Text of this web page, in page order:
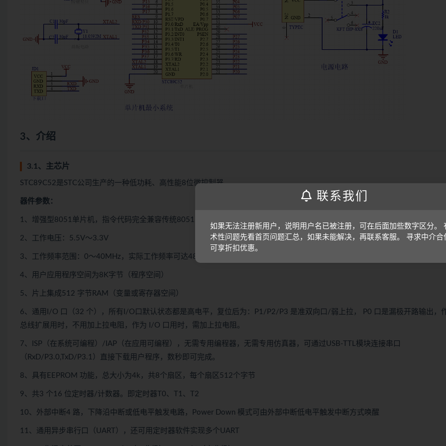
3、介绍
3.1、主芯片
STC89C52是STC公司生产的一种低功耗、高性能8位微控制器
器件参数：
1、增强型8051单片机，指令代码完全兼容传统8051
2、工作电压：5.5V～3.3V
3、工作频率范围：0～40MHz，实际工作频率可达48MHz
4、用户应用程序空间为8K字节（程序空间）
5、片上集成512 字节RAM（变量或寄存器空间）
6、通用I/O 口（32 个），所有I/O口默认状态都是高电平，复位后为：P1/P2/P3 是准双向口/弱上拉， P0 口是漏极开路输出，
总线扩展用时，不用加上拉电阻，作为 I/O 口用时，需加上拉电阻。
7、ISP（在系统可编程）/IAP（在应用可编程），无需专用编程器，无需专用仿真器，可通过USB-TTL模块连接串口
（RxD/P3.0,TxD/P3.1）直接下载用户程序，数秒即可完成。
8、具有EEPROM 功能，总大小为4k，共8个扇区，每个扇区512个字节
9、共3 个16 位定时器/计数器。即定时器T0、T1、T2
10、外部中断4 路，下降沿中断或低电平触发电路，Power Down 模式可由外部中断低电平触发中断方式唤醒
11、通用异步串行口（UART），还可用定时器软件实现多个UART
联系我们
如果无法注册新用户，说明用户名已被注册，可在后面加些数字区分。
术性问题先看首页问题汇总，如果未能解决，再联系客服。 寻求中介合
可享折扣优惠。